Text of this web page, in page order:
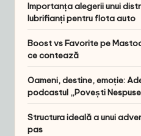
Importanța alegerii unui
lubrifianți pentru flota auto
Boost vs Favorite pe
ce contează
Oameni, destine, emoție:
podcastul „Povești
Structura ideală a unui
pas